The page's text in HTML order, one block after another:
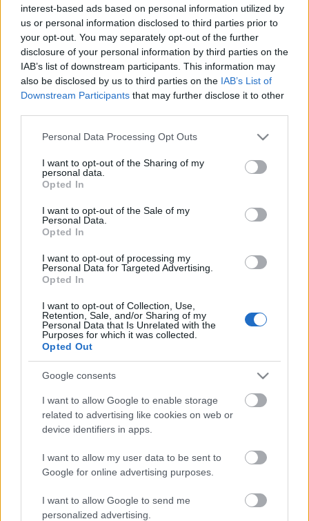
interest-based ads based on personal information utilized by
us or personal information disclosed to third parties prior to
your opt-out. You may separately opt-out of the further
disclosure of your personal information by third parties on the
IAB’s list of downstream participants. This information may
also be disclosed by us to third parties on the IAB’s List of
Downstream Participants that may further disclose it to other
Please note that this website/app uses one or more Google
not limited to your visit or usage behaviour. You may click to
grant or deny consent to Google and its third-party tags to
use your data for below specified purposes in below Google
consent section.
Personal Data Processing Opt Outs
I want to opt-out of the Sharing of my
personal data.
Opted In
I want to opt-out of the Sale of my
Personal Data.
Opted In
I want to opt-out of processing my
Personal Data for Targeted Advertising.
Opted In
I want to opt-out of Collection, Use,
Retention, Sale, and/or Sharing of my
Personal Data that Is Unrelated with the
Purposes for which it was collected.
Opted Out
Google consents
I want to allow Google to enable storage
related to advertising like cookies on web or
device identifiers in apps.
I want to allow my user data to be sent to
Google for online advertising purposes.
I want to allow Google to send me
personalized advertising.